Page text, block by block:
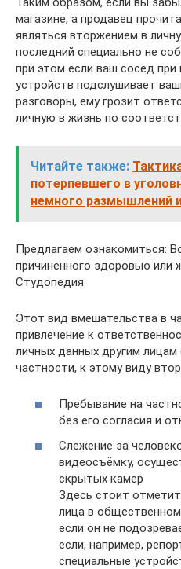
магазине, а продавец
являться вторжением в
последний специально не
при этом если ваш сосед
устройств подслушивает
разговоры, ему грозит
личную в жизнь по
Читайте также:
потерпевшего в
немного размышлений
Предлагаем ознакомиться:
причиненного здоровью или
Студопедия
Этот вид вмешательства в
привлечение к
личных данных другим лицам
частности, к этому виду
Пребывание на
без его согласия и
Слежение за
видеосъёмку,
скрытых камер
Здесь стоит
лица в
если он не
если, например,
специальные